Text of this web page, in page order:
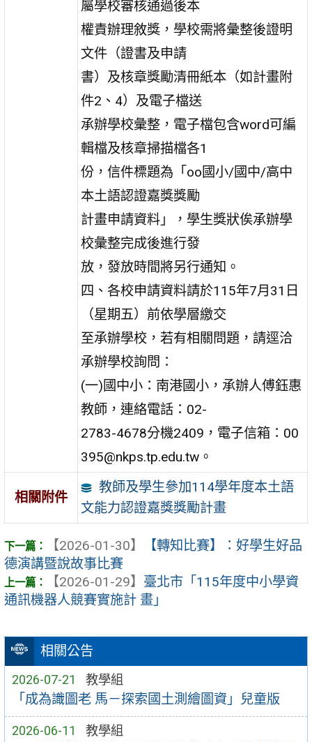
相關公告
2026-07-21 教學組
「成為識圖老 馬－探索國土測繪圖資」兒童版
2026-06-11 教學組
屬學校審核通過後本
權責辦理敘獎，學校需將彙整後證明
文件（證書及申請
書）及核章獎勵清冊紙本（如計畫附
件2、4）及電子檔送
承辦學校彙整，電子檔包含word可編
輯檔及核章掃描檔各1
份，信件標題為「oo國小/國中/高中
本土語認證嘉獎獎勵
計畫申請資料」，學生獎狀俟承辦學
校彙整完成後進行發
放，發放時間將另行通知。
四、各校申請資料請於115年7月31日
（星期五）前依學層繳交
至承辦學校，若有相關問題，請逕洽
承辦學校詢問：
(一)國中小：南港國小，承辦人傅鈺惠
教師，連絡電話：02-
2783-4678分機2409，電子信箱：00
395@nkps.tp.edu.tw。
相關附件
教師及學生參加114學年度本土語
文能力認證嘉獎獎勵計畫
【2026-01-30】
【轉知比賽】：好學生好品
德演講暨說故事比賽
【2026-01-29】 臺北市「115年度中小學資
通訊機器人競賽實施計 畫」